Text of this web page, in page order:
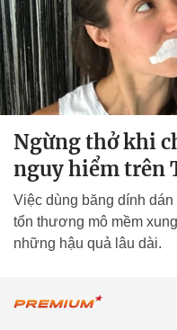
Ngừng thở khi
nguy hiểm trên
Việc dùng băng dính
tổn thương mô mềm
những hậu quả lâu dài.